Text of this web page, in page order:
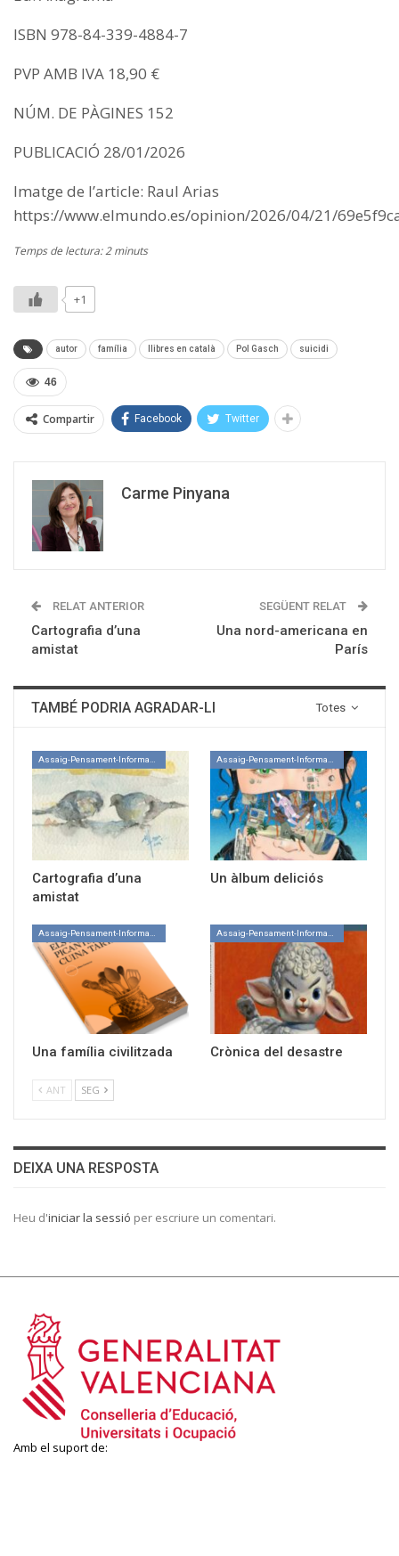
ISBN 978-84-339-4884-7
PVP AMB IVA 18,90 €
NÚM. DE PÀGINES 152
PUBLICACIÓ 28/01/2026
Imatge de l’article: Raul Arias
https://www.elmundo.es/opinion/2026/04/21/
Temps de lectura: 2 minuts
+1
autor família llibres en català Pol Gasch suicidi
46
Compartir Facebook Twitter
Carme Pinyana
RELAT ANTERIOR
Cartografia d’una
amistat
SEGÜENT RELAT
Una nord-americana en
París
Totes
TAMBÉ PODRIA AGRADAR-LI
Cartografia d’una
amistat
Un àlbum deliciós
Una família civilitzada Crònica del desastre
ANT SEG
DEIXA UNA RESPOSTA
Heu d'iniciar la sessió per escriure un comentari.
Amb el suport de: